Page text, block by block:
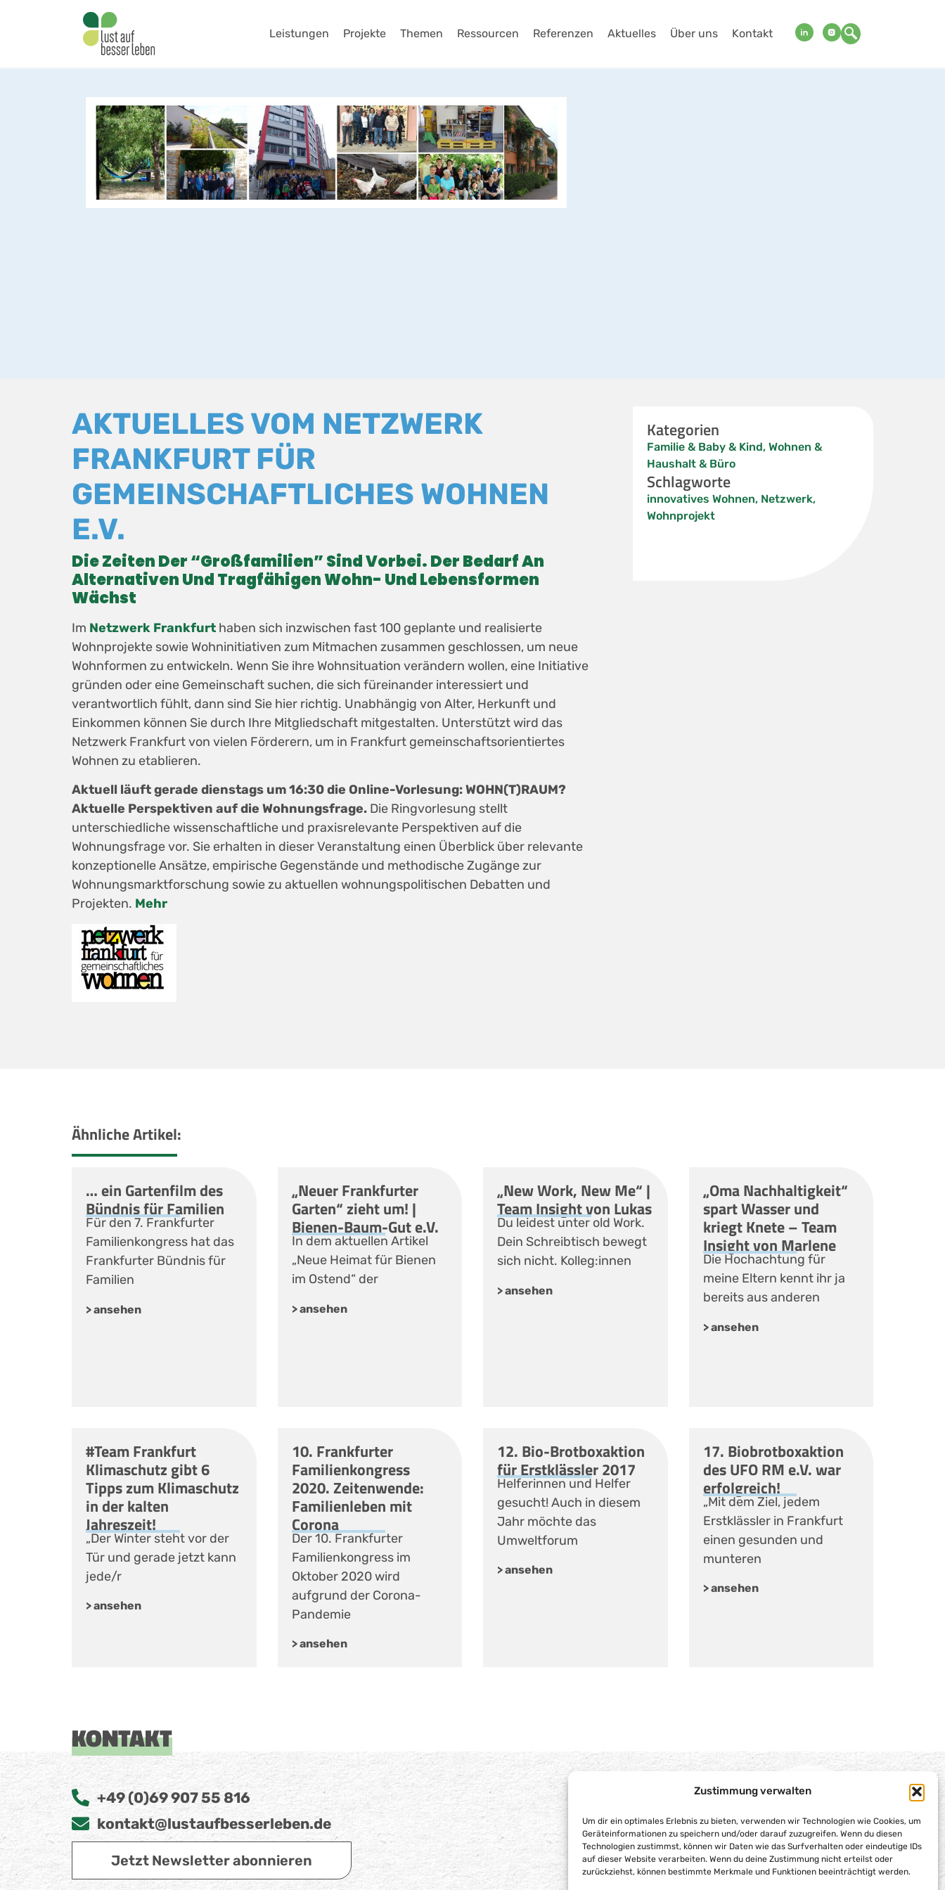
Zustimmung verwalten
Um dir ein optimales Erlebnis zu bieten, verwenden wir Technologien wie Cookies, um
Geräteinformationen zu speichern und/oder darauf zuzugreifen. Wenn du diesen
Technologien zustimmst, können wir Daten wie das Surfverhalten oder eindeutige IDs
auf dieser Website verarbeiten. Wenn du deine Zustimmung nicht erteilst oder
zurückziehst, können bestimmte Merkmale und Funktionen beeinträchtigt werden.
Leistungen Projekte Themen Ressourcen Referenzen Aktuelles Über uns Kontakt
AKTUELLES VOM NETZWERK
FRANKFURT FÜR
GEMEINSCHAFTLICHES WOHNEN
E.V.
Die Zeiten Der “Großfamilien” Sind Vorbei. Der Bedarf An
Alternativen Und Tragfähigen Wohn- Und Lebensformen
Wächst
Im Netzwerk Frankfurt haben sich inzwischen fast 100 geplante und realisierte
Wohnprojekte sowie Wohninitiativen zum Mitmachen zusammen geschlossen, um neue
Wohnformen zu entwickeln. Wenn Sie ihre Wohnsituation verändern wollen, eine Initiative
gründen oder eine Gemeinschaft suchen, die sich füreinander interessiert und
verantwortlich fühlt, dann sind Sie hier richtig. Unabhängig von Alter, Herkunft und
Einkommen können Sie durch Ihre Mitgliedschaft mitgestalten. Unterstützt wird das
Netzwerk Frankfurt von vielen Förderern, um in Frankfurt gemeinschaftsorientiertes
Wohnen zu etablieren.
Aktuell läuft gerade dienstags um 16:30 die Online-Vorlesung: WOHN(T)RAUM?
Aktuelle Perspektiven auf die Wohnungsfrage. Die Ringvorlesung stellt
unterschiedliche wissenschaftliche und praxisrelevante Perspektiven auf die
Wohnungsfrage vor. Sie erhalten in dieser Veranstaltung einen Überblick über relevante
konzeptionelle Ansätze, empirische Gegenstände und methodische Zugänge zur
Wohnungsmarktforschung sowie zu aktuellen wohnungspolitischen Debatten und
Projekten. Mehr
Kategorien
Familie & Baby & Kind, Wohnen &
Haushalt & Büro
Schlagworte
innovatives Wohnen, Netzwerk,
Wohnprojekt
Ähnliche Artikel:
… ein Gartenfilm des
Bündnis für Familien
Für den 7. Frankfurter
Familienkongress hat das
Frankfurter Bündnis für
Familien
> ansehen
„Neuer Frankfurter
Garten“ zieht um! |
Bienen-Baum-Gut e.V.
In dem aktuellen Artikel
„Neue Heimat für Bienen
im Ostend“ der
> ansehen
„New Work, New Me“ |
Team Insight von Lukas
Du leidest unter old Work.
Dein Schreibtisch bewegt
sich nicht. Kolleg:innen
> ansehen
„Oma Nachhaltigkeit“
spart Wasser und
kriegt Knete – Team
Insight von Marlene
Die Hochachtung für
meine Eltern kennt ihr ja
bereits aus anderen
> ansehen
#Team Frankfurt
Klimaschutz gibt 6
Tipps zum Klimaschutz
in der kalten
Jahreszeit!
„Der Winter steht vor der
Tür und gerade jetzt kann
jede/r
> ansehen
10. Frankfurter
Familienkongress
2020. Zeitenwende:
Familienleben mit
Corona
Der 10. Frankfurter
Familienkongress im
Oktober 2020 wird
aufgrund der Corona-
Pandemie
> ansehen
12. Bio-Brotboxaktion
für Erstklässler 2017
Helferinnen und Helfer
gesucht! Auch in diesem
Jahr möchte das
Umweltforum
> ansehen
17. Biobrotboxaktion
des UFO RM e.V. war
erfolgreich!
„Mit dem Ziel, jedem
Erstklässler in Frankfurt
einen gesunden und
munteren
> ansehen
KONTAKT
+49 (0)69 907 55 816
kontakt@lustaufbesserleben.de
Jetzt Newsletter abonnieren